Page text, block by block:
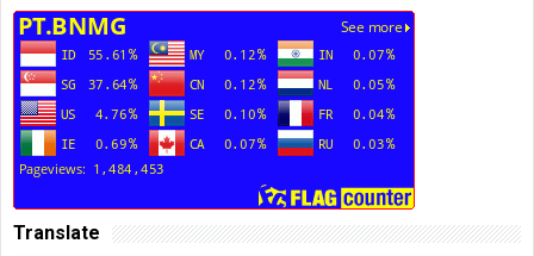
Translate